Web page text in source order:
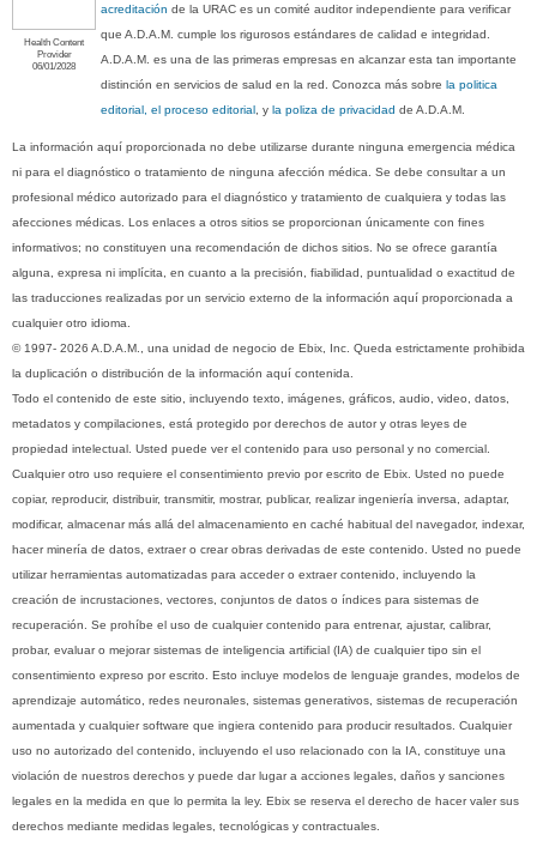
Health Content
Provider
06/01/2028
acreditación de la URAC es un comité auditor independiente para verificar
que A.D.A.M. cumple los rigurosos estándares de calidad e integridad.
A.D.A.M. es una de las primeras empresas en alcanzar esta tan importante
distinción en servicios de salud en la red. Conozca más sobrela politica
editorial, el proceso editorial , yla poliza de privacidad de A.D.A.M.
La información aquí proporcionada no debe utilizarse durante ninguna emergencia médica
ni para el diagnóstico o tratamiento de ninguna afección médica. Se debe consultar a un
profesional médico autorizado para el diagnóstico y tratamiento de cualquiera y todas las
afecciones médicas. Los enlaces a otros sitios se proporcionan únicamente con fines
informativos; no constituyen una recomendación de dichos sitios. No se ofrece garantía
alguna, expresa ni implícita, en cuanto a la precisión, fiabilidad, puntualidad o exactitud de
las traducciones realizadas por un servicio externo de la información aquí proporcionada a
cualquier otro idioma.
© 1997- 2026 A.D.A.M., una unidad de negocio de Ebix, Inc. Queda estrictamente prohibida
la duplicación o distribución de la información aquí contenida.
Todo el contenido de este sitio, incluyendo texto, imágenes, gráficos, audio, video, datos,
metadatos y compilaciones, está protegido por derechos de autor y otras leyes de
propiedad intelectual. Usted puede ver el contenido para uso personal y no comercial.
Cualquier otro uso requiere el consentimiento previo por escrito de Ebix. Usted no puede
copiar, reproducir, distribuir, transmitir, mostrar, publicar, realizar ingeniería inversa, adaptar,
modificar, almacenar más allá del almacenamiento en caché habitual del navegador, indexar,
hacer minería de datos, extraer o crear obras derivadas de este contenido. Usted no puede
utilizar herramientas automatizadas para acceder o extraer contenido, incluyendo la
creación de incrustaciones, vectores, conjuntos de datos o índices para sistemas de
recuperación. Se prohíbe el uso de cualquier contenido para entrenar, ajustar, calibrar,
probar, evaluar o mejorar sistemas de inteligencia artificial (IA) de cualquier tipo sin el
consentimiento expreso por escrito. Esto incluye modelos de lenguaje grandes, modelos de
aprendizaje automático, redes neuronales, sistemas generativos, sistemas de recuperación
aumentada y cualquier software que ingiera contenido para producir resultados. Cualquier
uso no autorizado del contenido, incluyendo el uso relacionado con la IA, constituye una
violación de nuestros derechos y puede dar lugar a acciones legales, daños y sanciones
legales en la medida en que lo permita la ley. Ebix se reserva el derecho de hacer valer sus
derechos mediante medidas legales, tecnológicas y contractuales.